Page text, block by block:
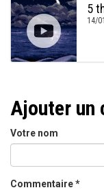
5
14/
Ajouter un
Votre nom
Commentaire*